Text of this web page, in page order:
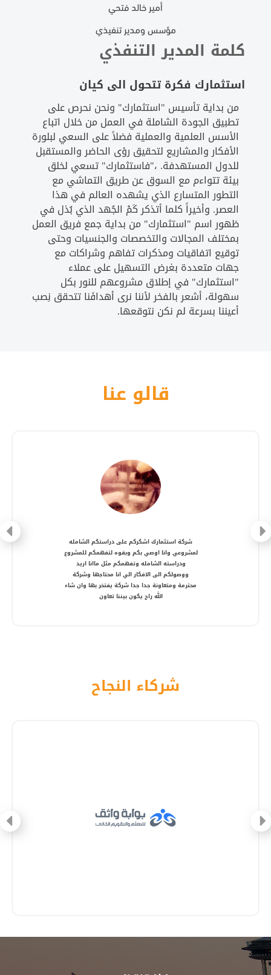
أمير خالد فتحي
مؤسس ومدير تنفيذي
كلمة المدير التنفذي
استثمارك فكرة تتحول الى كيان
من بداية تأسيس "استثمارك" ونحن نحرص على
تطبيق الجودة الشاملة في العمل من خلال اتباع
الأسس العلمية والعملية فضلاً على السعي لبلورة
الأفكار والمشاريع لتحقيق رؤى الحاضر والمستقبل
للدول المستهدفة. ،"فاستثمارك" تسعي لخلق
بيئة تتواءم مع السوق عن طريق التماشي مع
التطور المتسارع الذي يشهده العالم في هذا
العصر. وأخيراً كلما أتذكر كَمْ الجُهد الذي بُذل في
ظهور اسم "استثمارك" من بداية جمع فريق العمل
بمختلف المجالات والتخصصات والجنسيات وحتى
توقيع اتفاقيات ومذكرات تفاهم وشراكات مع
جهات متعددة بغرض التسهيل على عملاء
"استثمارك" في إطلاق مشروعهم للنور بكل
سهولة، أشعر بالفخر لأننا نرى أهدافَنا تتحقق نِصب
أعيننا بسرعة لم نكن نتوقعها.
قالو عنا
شركة متعاونة، انصح بالتعامل معها ، شكرا أستاذ
أمير
شركاء النجاح